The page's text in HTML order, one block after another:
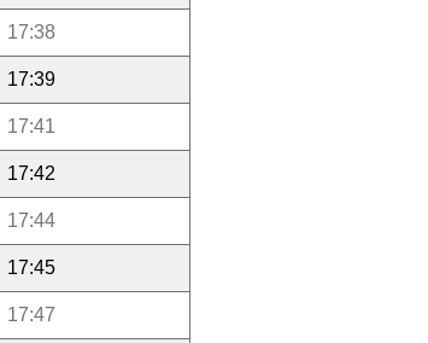
17:38
17:39
17:41
17:42
17:44
17:45
17:47